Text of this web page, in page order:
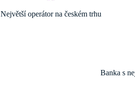
Největší operátor na českém trhu
Banka s